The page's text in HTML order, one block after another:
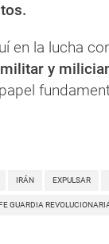
en la lucha
y
IRÁN EXPULSAR
GUARDIA